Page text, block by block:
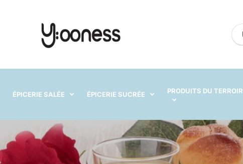
ÉPICERIE SALÉE ÉPICERIE SUCRÉE PRODUITS DU TERROIR